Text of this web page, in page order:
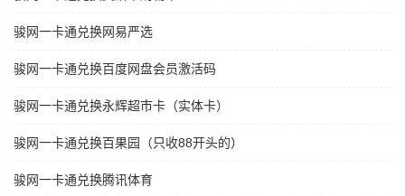
骏网一卡通兑换网易严选
骏网一卡通兑换百度网盘会员激活码
骏网一卡通兑换永辉超市卡（实体卡）
骏网一卡通兑换百果园（只收88开头的）
骏网一卡通兑换腾讯体育